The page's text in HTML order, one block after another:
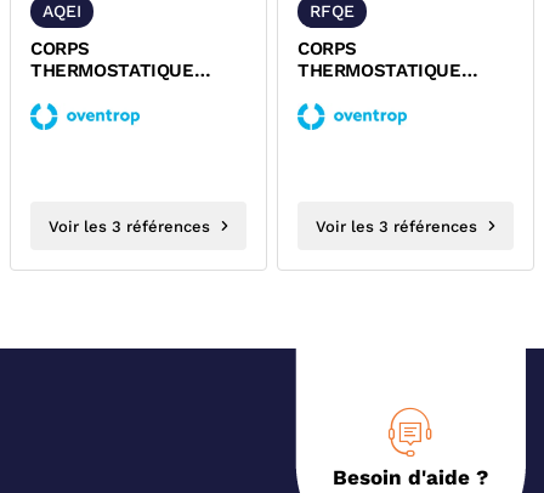
AQEI
CORPS
THERMOSTATIQUE
VISSER M30x1,5 SERIE
AQ...
Voir les 3 références
RFQE
CORPS
THERMOSTATIQUE
M30x1,5 SERIE RFQ
OVENTROP
Voir les 3 références
Besoin d'aide ?